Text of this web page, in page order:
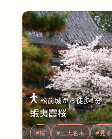
松前城から徒歩4分
蝦夷霞桜
#桜 #三大名木 #見る